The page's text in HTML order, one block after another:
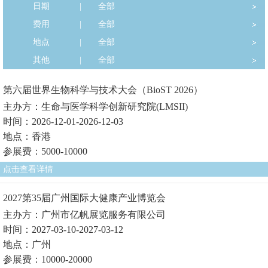
日期
全部
费用
全部
地点
全部
其他
全部
第六届世界生物科学与技术大会（BioST 2026）
主办方：生命与医学科学创新研究院(LMSII)
时间：2026-12-01-2026-12-03
地点：香港
参展费：5000-10000
点击查看详情
2027第35届广州国际大健康产业博览会
主办方：广州市亿帆展览服务有限公司
时间：2027-03-10-2027-03-12
地点：广州
参展费：10000-20000